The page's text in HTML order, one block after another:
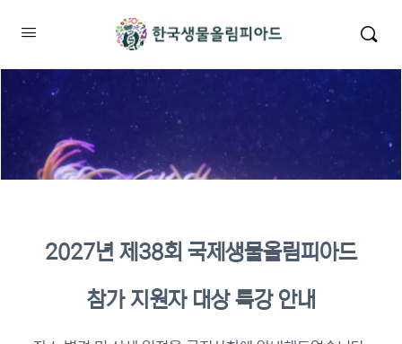
2027년 제38회 국제생물올림피아드
참가 지원자 대상 특강 안내